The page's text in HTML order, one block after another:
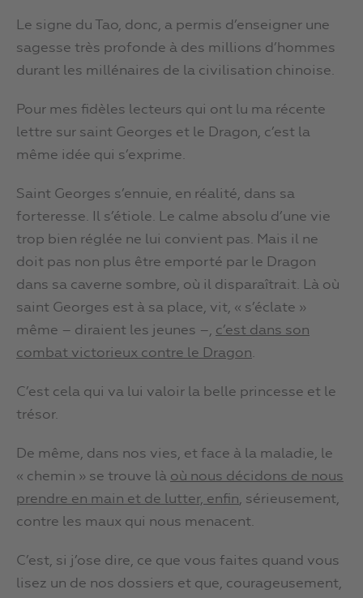
Le signe du Tao, donc, a permis d’enseigner une
sagesse très profonde à des millions d’hommes
durant les millénaires de la civilisation chinoise.
Pour mes fidèles lecteurs qui ont lu ma récente
lettre sur saint Georges et le Dragon, c’est la
même idée qui s’exprime.
Saint Georges s’ennuie, en réalité, dans sa
forteresse. Il s’étiole. Le calme absolu d’une vie
trop bien réglée ne lui convient pas. Mais il ne
doit pas non plus être emporté par le Dragon
dans sa caverne sombre, où il disparaîtrait. Là où
saint Georges est à sa place, vit, « s’éclate »
même – diraient les jeunes –, c’est dans son
combat victorieux contre le Dragon.
C’est cela qui va lui valoir la belle princesse et le
trésor.
De même, dans nos vies, et face à la maladie, le
« chemin » se trouve là où nous décidons de nous
prendre en main et de lutter, enfin, sérieusement,
contre les maux qui nous menacent.
C’est, si j’ose dire, ce que vous faites quand vous
lisez un de nos dossiers et que, courageusement,